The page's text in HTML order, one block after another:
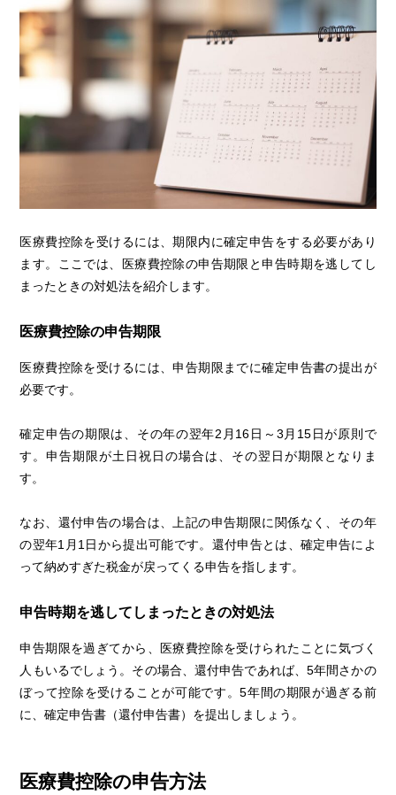
医療費控除を受けるには、期限内に確定申告をする必要があり
ます。ここでは、医療費控除の申告期限と申告時期を逃してし
まったときの対処法を紹介します。
医療費控除の申告期限
医療費控除を受けるには、申告期限までに確定申告書の提出が
必要です。
確定申告の期限は、その年の翌年2月16日～3月15日が原則で
す。申告期限が土日祝日の場合は、その翌日が期限となりま
す。
なお、還付申告の場合は、上記の申告期限に関係なく、その年
の翌年1月1日から提出可能です。還付申告とは、確定申告によ
って納めすぎた税金が戻ってくる申告を指します。
申告時期を逃してしまったときの対処法
申告期限を過ぎてから、医療費控除を受けられたことに気づく
人もいるでしょう。その場合、還付申告であれば、5年間さかの
ぼって控除を受けることが可能です。5年間の期限が過ぎる前
に、確定申告書（還付申告書）を提出しましょう。
医療費控除の申告方法